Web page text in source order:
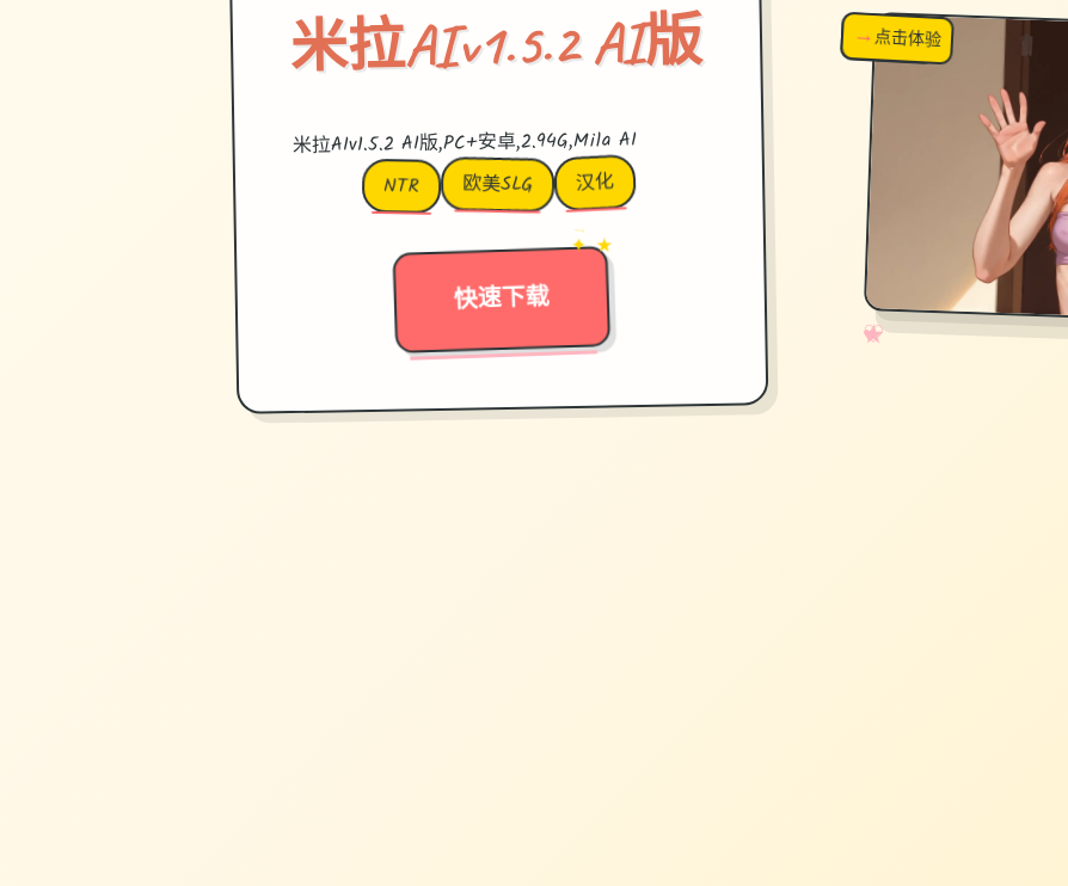
米拉AIv1.5.2 AI版
米拉AIv1.5.2 AI版,PC+安卓,2.94G,Mila AI
NTR 欧美SLG 汉化
快速下载
→
✦ ★
✧
♡
★
♥
↗超棒！
→点击体验